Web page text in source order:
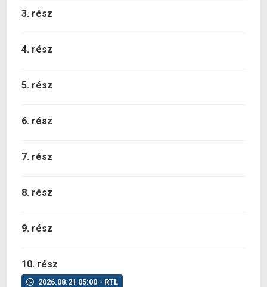
3. rész
4. rész
5. rész
6. rész
7. rész
8. rész
9. rész
10. rész
2026.08.21 05:00 - RTL